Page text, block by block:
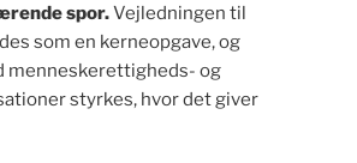
spor.Vejledningen til
som en kerneopgave, og
menneskerettigheds- og
styrkes, hvor det giver